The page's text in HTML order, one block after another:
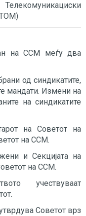
на ССМ меѓу два
од синдикатите,
мандати. Измени на
на синдикатите
на Советот на
на ССМ.
и Секцијата на
на ССМ.
учествуваат
Советот врз